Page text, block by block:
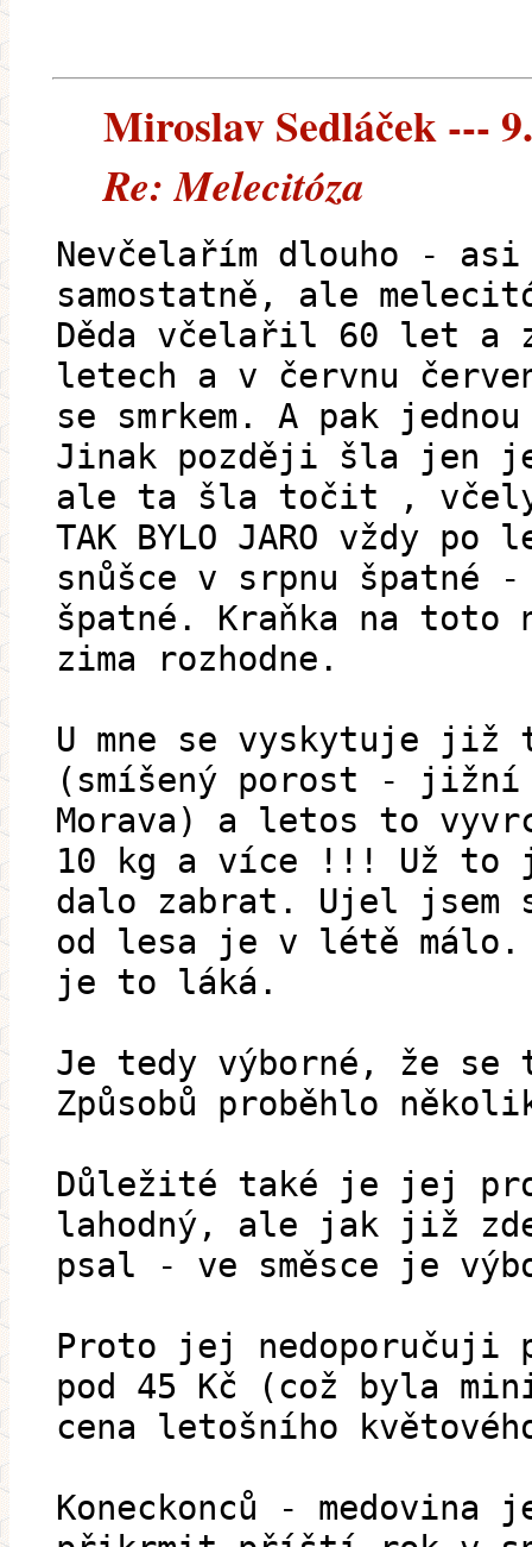
Miroslav Sedláček ---
Re: Melecitóza
Nevčelařím dlouho -
samostatně, ale
Děda včelařil 60 let a
letech a v červnu
se smrkem. A pak
Jinak později šla jen
ale ta šla točit , včely
TAK BYLO JARO vždy po
snůšce v srpnu špatné
špatné. Kraňka na toto
zima rozhodne.
U mne se vyskytuje již
(smíšený porost - jižní
Morava) a letos to
10 kg a více !!! Už to
dalo zabrat. Ujel jsem
od lesa je v létě málo.
je to láká.
Je tedy výborné, že se
Způsobů proběhlo
Důležité také je jej
lahodný, ale jak již
psal - ve směsce je
Proto jej nedoporučuji
pod 45 Kč (což byla
cena letošního
Koneckonců -